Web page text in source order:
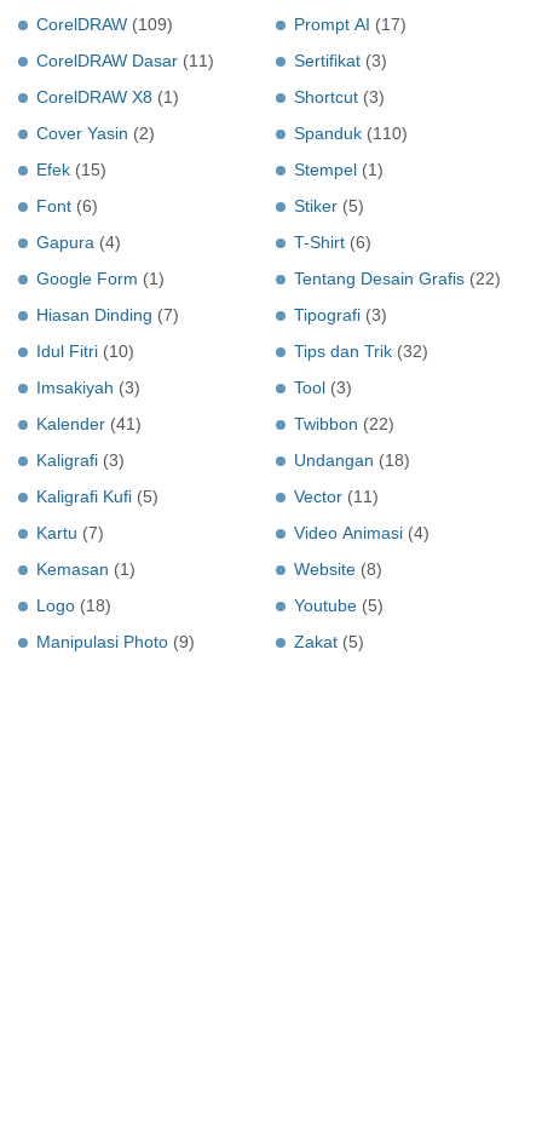
CorelDRAW (109)
CorelDRAW Dasar (11)
CorelDRAW X8 (1)
Cover Yasin (2)
Efek (15)
Font (6)
Gapura (4)
Google Form (1)
Hiasan Dinding (7)
Idul Fitri (10)
Imsakiyah (3)
Kalender (41)
Kaligrafi (3)
Kaligrafi Kufi (5)
Kartu (7)
Kemasan (1)
Logo (18)
Manipulasi Photo (9)
Prompt AI (17)
Sertifikat (3)
Shortcut (3)
Spanduk (110)
Stempel (1)
Stiker (5)
T-Shirt (6)
Tentang Desain Grafis (22)
Tipografi (3)
Tips dan Trik (32)
Tool (3)
Twibbon (22)
Undangan (18)
Vector (11)
Video Animasi (4)
Website (8)
Youtube (5)
Zakat (5)